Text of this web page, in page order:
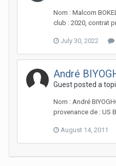
Nom : Malcom
club : 2020, contrat
July 30, 2022
André
Guest posted a
Nom : André
provenance de : US
August 14, 2011